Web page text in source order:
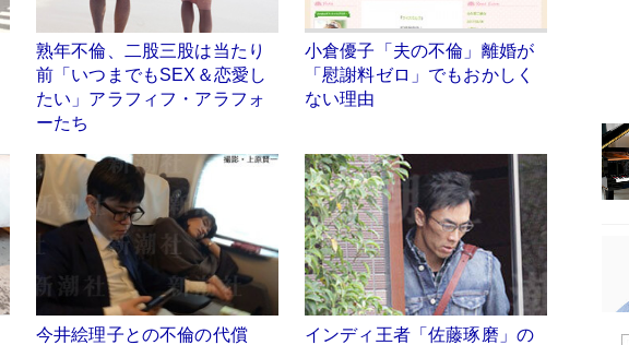
熟年不倫、二股三股は当たり
前「いつまでもSEX＆恋愛し
たい」アラフィフ・アラフォ
ーたち
小倉優子「夫の不倫」離婚が
「慰謝料ゼロ」でもおかしく
ない理由
今井絵理子との不倫の代償
インディ王者「佐藤琢磨」の